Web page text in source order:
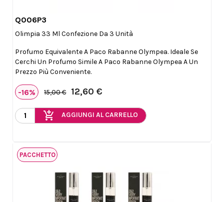
Q006P3
Olimpia 33 Ml Confezione Da 3 Unità
Profumo Equivalente A Paco Rabanne Olympea. Ideale Se
Cerchi Un Profumo Simile A Paco Rabanne Olympea A Un
Prezzo Più Conveniente.
-16% 15,00 € 12,60 €
add_shopping_cart AGGIUNGI AL CARRELLO
PACCHETTO